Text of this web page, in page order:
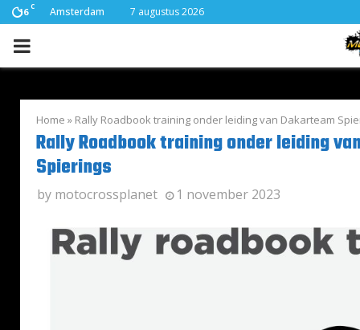
16 C Amsterdam 7 augustus 2026
PRIMARY
Home » Rally Roadbook training onder leiding van Dakarteam
Rally Roadbook training onder leiding
Spierings
by motocrossplanet 1 november 2023